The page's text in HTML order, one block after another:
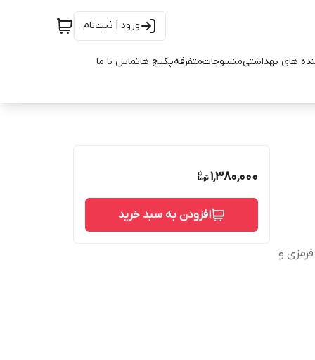
ورود | ثبت‌نام
های بهداشتیمنسوجاتمتفرقهپکیج هاتماس با ما
و
1,380,000
افزودن به سبد خرید